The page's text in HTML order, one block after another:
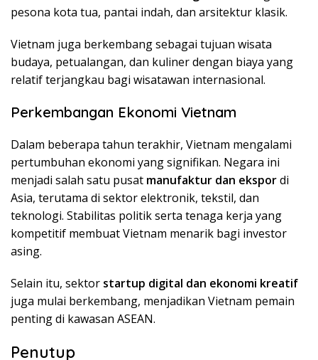
pesona kota tua, pantai indah, dan arsitektur klasik.
Vietnam juga berkembang sebagai tujuan wisata
budaya, petualangan, dan kuliner dengan biaya yang
relatif terjangkau bagi wisatawan internasional.
Perkembangan Ekonomi Vietnam
Dalam beberapa tahun terakhir, Vietnam mengalami
pertumbuhan ekonomi yang signifikan. Negara ini
menjadi salah satu pusat manufaktur dan ekspordi
Asia, terutama di sektor elektronik, tekstil, dan
teknologi. Stabilitas politik serta tenaga kerja yang
kompetitif membuat Vietnam menarik bagi investor
asing.
Selain itu, sektor startup digital dan ekonomi kreatif
juga mulai berkembang, menjadikan Vietnam pemain
penting di kawasan ASEAN.
Penutup